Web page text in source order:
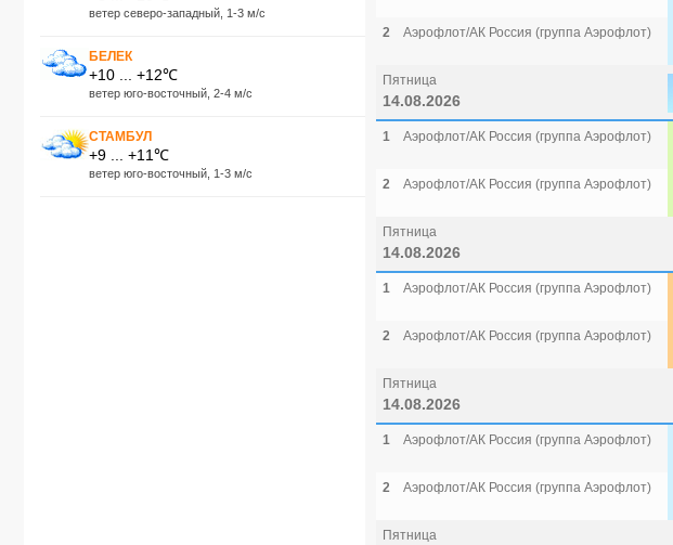
ветер северо-западный, 1-3 м/с
БЕЛЕК
+10 ... +12℃
ветер юго-восточный, 2-4 м/с
СТАМБУЛ
+9 ... +11℃
ветер юго-восточный, 1-3 м/с
2 Аэрофлот/АК Россия (группа Аэрофлот)
Пятница
14.08.2026
1 Аэрофлот/АК Россия (группа Аэрофлот)
2 Аэрофлот/АК Россия (группа Аэрофлот)
Пятница
14.08.2026
1 Аэрофлот/АК Россия (группа Аэрофлот)
2 Аэрофлот/АК Россия (группа Аэрофлот)
Пятница
14.08.2026
1 Аэрофлот/АК Россия (группа Аэрофлот)
2 Аэрофлот/АК Россия (группа Аэрофлот)
Пятница